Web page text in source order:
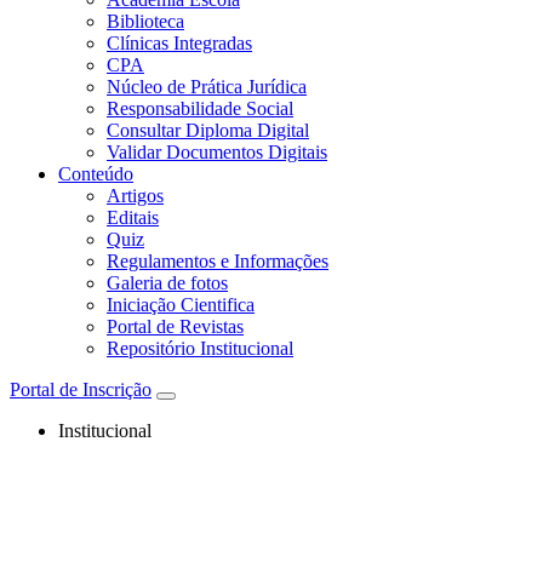
Biblioteca
Clínicas Integradas
CPA
Núcleo de Prática Jurídica
Responsabilidade Social
Consultar Diploma Digital
Validar Documentos Digitais
Conteúdo
Artigos
Editais
Quiz
Regulamentos e Informações
Galeria de fotos
Iniciação Cientifica
Portal de Revistas
Repositório Institucional
Portal de Inscrição
Institucional